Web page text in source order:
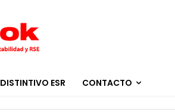
DISTINTIVO ESR CONTACTO